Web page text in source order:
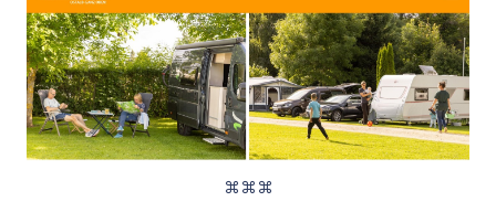
⌘⌘⌘